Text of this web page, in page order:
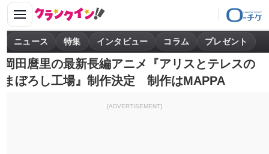
ニュース 特集 インタビュー コラム プレゼント
岡田麿里の最新長編アニメ『アリスとテレスの
まぼろし工場』制作決定 制作はMAPPA
[ADVERTISEMENT]